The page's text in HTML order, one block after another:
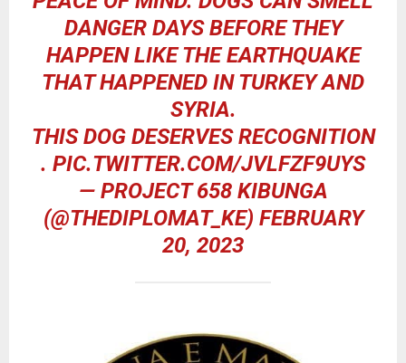
DANGER DAYS BEFORE THEY
HAPPEN LIKE THE EARTHQUAKE
THAT HAPPENED IN TURKEY AND
SYRIA.
THIS DOG DESERVES RECOGNITION
. PIC.TWITTER.COM/JVLFZF9UYS
— PROJECT 658 KIBUNGA
(@THEDIPLOMAT_KE) FEBRUARY
20, 2023